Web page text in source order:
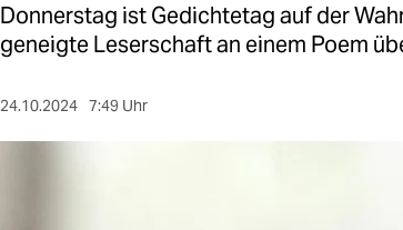
Donnerstag ist Gedichtetag auf der
geneigte Leserschaft an einem Poem
24.10.2024 7:49 Uhr